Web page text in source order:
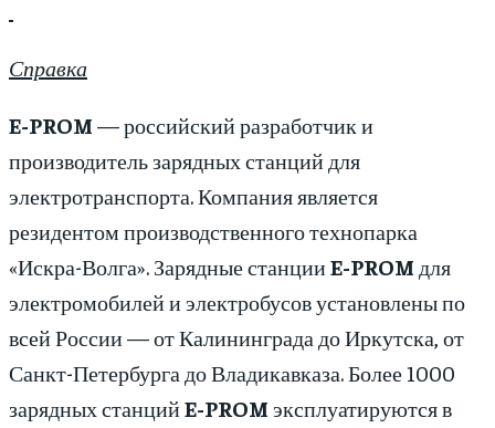
Справка
E-PROM — российский разработчик и
производитель зарядных станций для
электротранспорта. Компания является
резидентом производственного технопарка
«Искра-Волга». Зарядные станцииE-PROM для
электромобилей и электробусов установлены по
всей России — от Калининграда до Иркутска, от
Санкт-Петербурга до Владикавказа. Более 1000
зарядных станцийE-PROM эксплуатируются в